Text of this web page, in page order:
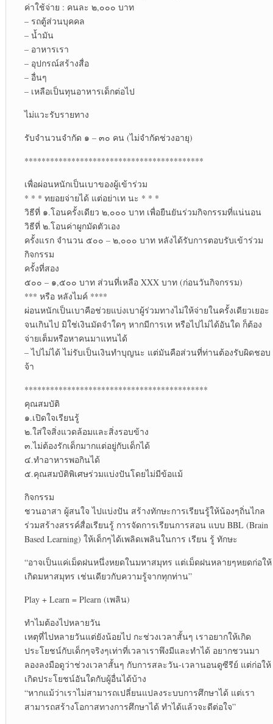
ค่าใช้จ่าย : คนละ ๒,๐๐๐ บาท
– รถตู้ส่วนบุคคล
– น้ำมัน
– อาหารเรา
– อุปกรณ์สร้างสื่อ
– อื่นๆ
– เหลือเป็นทุนอาหารเด็กต่อไป
ไม่แวะรับรายทาง
รับจำนวนจำกัด ๑ – ๓๐ คน (ไม่จำกัดช่วงอายุ)
******************************************
เพื่อผ่อนหนักเป็นเบาของผู้เข้าร่วม
* * * ทยอยจ่ายได้ แต่อย่าเท นะ * * *
วิธีที่ ๑.โอนครั้งเดียว ๒,๐๐๐ บาท เพื่อยืนยันร่วมกิจกรรมที่แน่นอน
วิธีที่ ๒.โอนค่าผูกมัดตัวเอง
ครั้งแรก จำนวน ๕๐๐ – ๒,๐๐๐ บาท หลังได้รับการตอบรับเข้าร่วม
กิจกรรม
ครั้งที่สอง
๕๐๐ – ๑,๕๐๐ บาท ส่วนที่เหลือ XXX บาท (ก่อนวันกิจกรรม)
*** หรือ หลังไมค์ ****
ผ่อนหนักเป็นเบาคือช่วยแบ่งเบาผู้ร่วมทางไม่ให้จ่ายในครั้งเดียวเยอะ
จนเกินไป มิใช่เงินมัดจำใดๆ หากมีการเท หรือไปไม่ได้อันใด ก็ต้อง
จ่ายเต็มหรือหาคนมาแทนได้
– ไปไม่ได้ ไม่รับเป็นเงินทำบุญนะ แต่มันคือส่วนที่ท่านต้องรับผิดชอบ
จ้า
*******************************************
คุณสมบัติ
๑.เปิดใจเรียนรู้
๒.ใส่ใจสิ่งแวดล้อมและสิ่งรอบข้าง
๓.ไม่ต้องรักเด็กมากแต่อยู่กับเด็กได้
๔.ทำอาหารพอกินได้
๕.คุณสมบัติพิเศษร่วมแบ่งปันโดยไม่มีข้อแม้
กิจกรรม
ชวนอาสา ผู้สนใจ ไปแบ่งปัน สร้างทักษะการเรียนรู้ให้น้องๆถิ่นไกล
ร่วมสร้างสรรค์สื่อเรียนรู้ การจัดการเรียนการสอน แบบ BBL (Brain
Based Learning) ให้เด็กๆได้เพลิดเพลินในการ เรียน รู้ ทักษะ
“อาจเป็นแค่เม็ดฝนหนึ่งหยดในมหาสมุทร แต่เม็ดฝนหลายๆหยดก่อให้
เกิดมหาสมุทร เช่นเดียวกับความรู้จากทุกท่าน”
Play + Learn = Plearn (เพลิน)
ทำไมต้องไปหลายวัน
เหตุที่ไปหลายวันแต่ยังน้อยไป กะช่วงเวลาสั้นๆ เราอยากให้เกิด
ประโยชน์กับเด็กๆจริงๆเท่าที่เวลาเราพึงมีและทำได้ อยากชวนมา
ลองลงมือดูว่าช่วงเวลาสั้นๆ กับการสละวัน-เวลานอนดูซีรีย์ แต่ก่อให้
เกิดประโยชน์อันใดกับผู้อื่นได้บ้าง
“หากแม้ว่าเราไม่สามารถเปลี่ยนแปลงระบบการศึกษาได้ แต่เรา
สามารถสร้างโอกาสทางการศึกษาได้ ทำได้แล้วจะดีต่อใจ”